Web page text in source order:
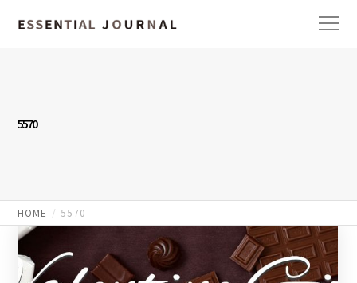
5570
HOME 5570